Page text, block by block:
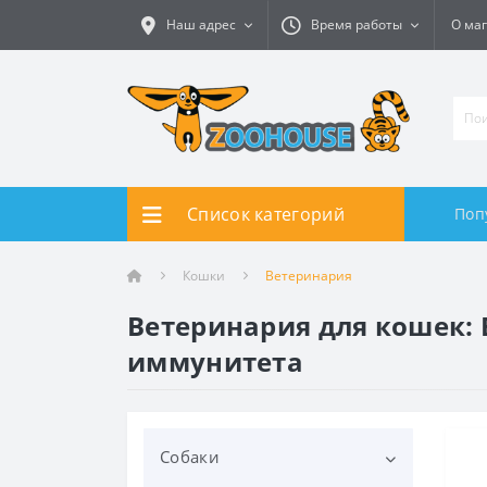
Наш адрес Время работы О
Список категорий
Кошки Ветеринария
Ветеринария для
иммунитета
Собаки